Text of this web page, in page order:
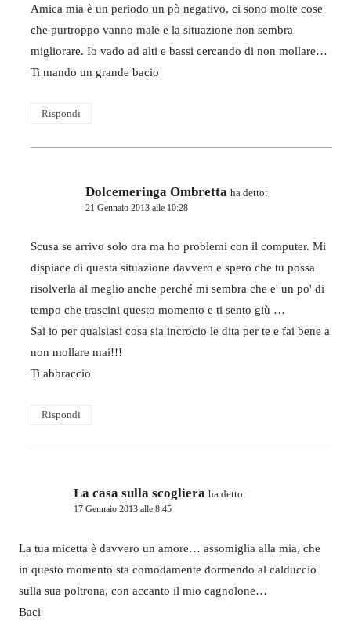
Amica mia è un periodo un pò negativo, ci sono molte cose
che purtroppo vanno male e la situazione non sembra
migliorare. Io vado ad alti e bassi cercando di non mollare…
Ti mando un grande bacio
Rispondi
Dolcemeringa Ombretta ha detto:
21 Gennaio 2013 alle 10:28
Scusa se arrivo solo ora ma ho problemi con il computer. Mi
dispiace di questa situazione davvero e spero che tu possa
risolverla al meglio anche perché mi sembra che e' un po' di
tempo che trascini questo momento e ti sento giù …
Sai io per qualsiasi cosa sia incrocio le dita per te e fai bene a
non mollare mai!!!
Ti abbraccio
Rispondi
La casa sulla scogliera ha detto:
17 Gennaio 2013 alle 8:45
La tua micetta è davvero un amore… assomiglia alla mia, che
in questo momento sta comodamente dormendo al calduccio
sulla sua poltrona, con accanto il mio cagnolone…
Baci